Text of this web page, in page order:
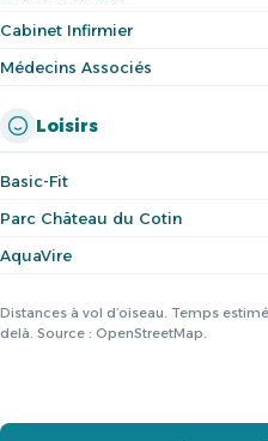
Cabinet Infirmier
Médecins Associés
Loisirs
Basic-Fit
Parc Château du Cotin
AquaVire
Distances à vol d’oiseau. Temps
delà. Source : OpenStreetMap.